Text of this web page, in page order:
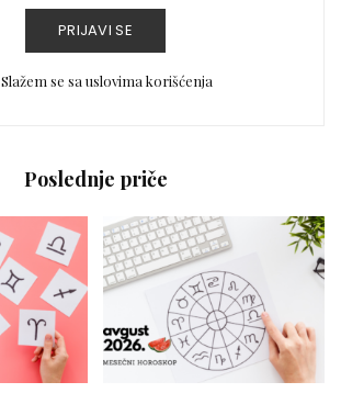
PRIJAVI SE
Slažem se sa uslovima korišćenja
Poslednje priče